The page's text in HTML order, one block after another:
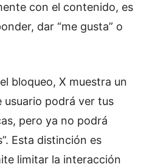
con el contenido, es
dar “me gusta” o
bloqueo, X muestra un
usuario podrá ver tus
pero ya no podrá
Esta distinción es
limitar la interacción